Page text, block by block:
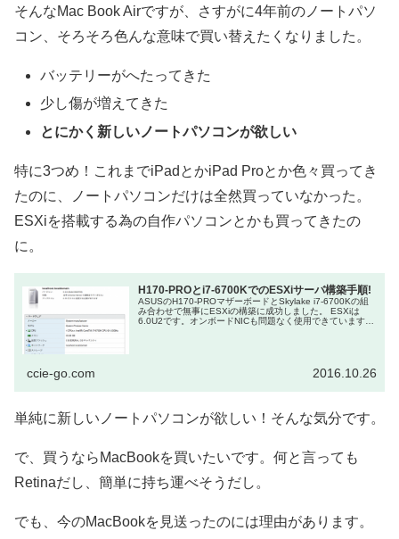
そんなMac Book Airですが、さすがに4年前のノートパソ
コン、そろそろ色んな意味で買い替えたくなりました。
バッテリーがへたってきた
少し傷が増えてきた
とにかく新しいノートパソコンが欲しい
特に3つめ！これまでiPadとかiPad Proとか色々買ってき
たのに、ノートパソコンだけは全然買っていなかった。
ESXiを搭載する為の自作パソコンとかも買ってきたの
に。
H170-PROとi7-6700KでのESXiサーバ構築手順!
ASUSのH170-PROマザーボードとSkylake i7-6700Kの組
み合わせで無事にESXiの構築に成功しました。 ESXiは
6.0U2です。オンボードNICも問題なく使用できています。
ccie-go.com 2016.10.26
単純に新しいノートパソコンが欲しい！そんな気分です。
で、買うならMacBookを買いたいです。何と言っても
Retinaだし、簡単に持ち運べそうだし。
でも、今のMacBookを見送ったのには理由があります。